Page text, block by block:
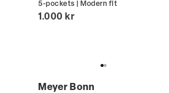
5-pockets | Modern fit
I alt (inkl. rabat)
1.000 kr
Meyer Bonn